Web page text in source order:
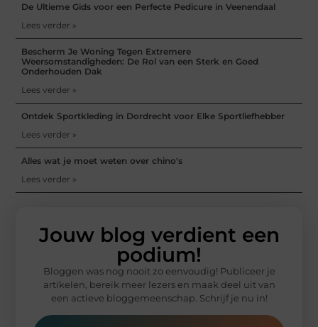
De Ultieme Gids voor een Perfecte Pedicure in Veenendaal
Lees verder »
Bescherm Je Woning Tegen Extremere
Weersomstandigheden: De Rol van een Sterk en Goed
Onderhouden Dak
Lees verder »
Ontdek Sportkleding in Dordrecht voor Elke Sportliefhebber
Lees verder »
Alles wat je moet weten over chino's
Lees verder »
Jouw blog verdient een
podium!
Bloggen was nog nooit zo eenvoudig! Publiceer je
artikelen, bereik meer lezers en maak deel uit van
een actieve bloggemeenschap. Schrijf je nu in!